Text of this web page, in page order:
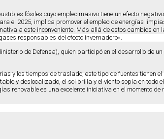
fósiles cuyo empleo masivo tiene un efecto
el 2025, implica promover el empleo de energías
a este inconveniente. Más allá de estos cambios en
responsables del efecto invernadero».
de Defensa), quien participó en el desarrollo de
y los tiempos de traslado, este tipo de fuentes tienen el
y deslocalizado, el sol brilla y el viento sopla en todo
renovable es una excelente iniciativa en el momento